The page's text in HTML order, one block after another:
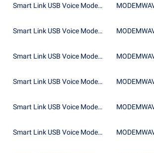
Smart Link USB Voice Modem Wave Device
Smart Link USB Voice Modem Wave Device
Smart Link USB Voice Modem Wave Device
Smart Link USB Voice Modem Wave Device
Smart Link USB Voice Modem Wave Device
Smart Link USB Voice Modem Wave Device